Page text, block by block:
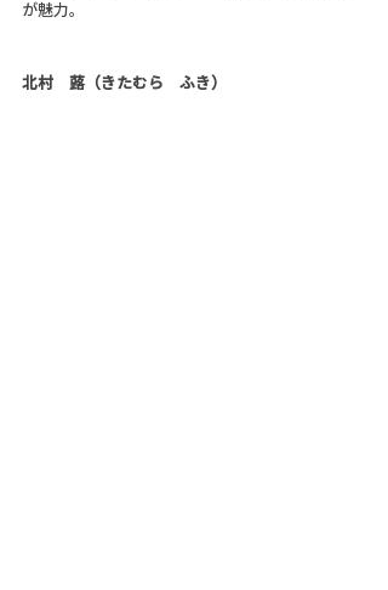
が魅力。
北村　蕗（きたむら　ふき）